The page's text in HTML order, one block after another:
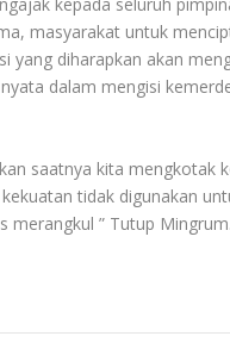
masyarakat untuk
yang diharapkan akan
dalam mengisi
saatnya kita mengkotak
tidak digunakan
merangkul ” Tutup